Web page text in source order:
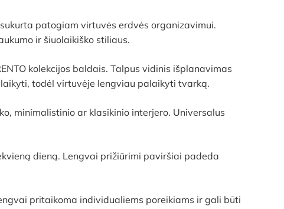
patogiam virtuvės erdvės organizavimui.
ir šiuolaikiško stiliaus.
kolekcijos baldais. Talpus vidinis išplanavimas
todėl virtuvėje lengviau palaikyti tvarką.
minimalistinio ar klasikinio interjero. Universalus
dieną. Lengvai prižiūrimi paviršiai padeda
pritaikoma individualiems poreikiams ir gali būti